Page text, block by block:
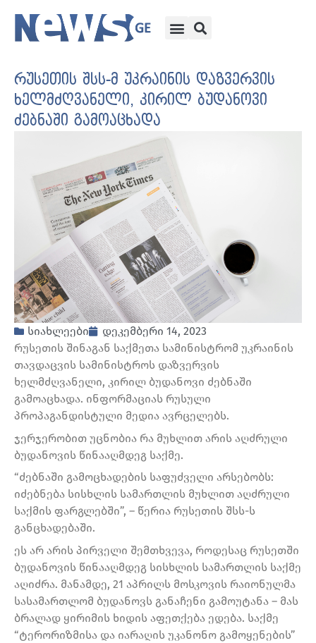
რუსეთის შსს-მ უკრაინის დაზვერვის
ხელმძღვანელი, კირილ ბუდანოვი
ძებნაში გამოაცხადა
სიახლეები
დეკემბერი 14, 2023
რუსეთის შინაგან საქმეთა სამინისტრომ უკრაინის
თავდაცვის სამინისტროს დაზვერვის
ხელმძღვანელი, კირილ ბუდანოვი ძებნაში
გამოაცხადა. ინფორმაციას რუსული
პროპაგანდისტული მედია ავრცელებს.
ჯერჯერობით უცნობია რა მუხლით არის აღძრული
ბუდანოვის წინააღმდეგ საქმე.
“ძებნაში გამოცხადების საფუძველი არსებობს:
იძებნება სისხლის სამართლის მუხლით აღძრული
საქმის ფარგლებში”, – წერია რუსეთის შსს-ს
განცხადებაში.
ეს არ არის პირველი შემთხვევა, როდესაც რუსეთში
ბუდანოვის წინააღმდეგ სისხლის სამართლის საქმე
აღიძრა. მანამდე, 21 აპრილს მოსკოვის რაიონულმა
სასამართლომ ბუდანოვს განაჩენი გამოუტანა – მას
ბრალად ყირიმის ხიდის აფეთქება ედება. საქმე
“ტერორიზმისა და იარაღის უკანონო გამოყენების”